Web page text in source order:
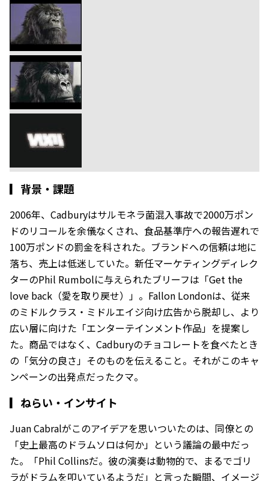
▎ 背景・課題
2006年、Cadburyはサルモネラ菌混入事故で2000万ポン
ドのリコールを余儀なくされ、食品基準庁への報告遅れで
100万ポンドの罰金を科された。ブランドへの信頼は地に
落ち、売上は低迷していた。新任マーケティングディレク
ターのPhil Rumbolに与えられたブリーフは「Get the
love back（愛を取り戻せ）」。Fallon Londonは、従来
のミドルクラス・ミドルエイジ向け広告から脱却し、より
広い層に向けた「エンターテインメント作品」を提案し
た。商品ではなく、Cadburyのチョコレートを食べたとき
の「気分の良さ」そのものを伝えること。それがこのキャ
ンペーンの出発点だったクマ。
▎ ねらい・インサイト
Juan Cabralがこのアイデアを思いついたのは、同僚との
「史上最高のドラムソロは何か」という議論の最中だっ
た。「Phil Collinsだ。彼の演奏は動物的で、まるでゴリ
ラがドラムを叩いているようだ」と言った瞬間、イメージ